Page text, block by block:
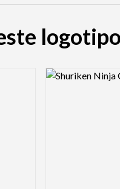
Logo Preview